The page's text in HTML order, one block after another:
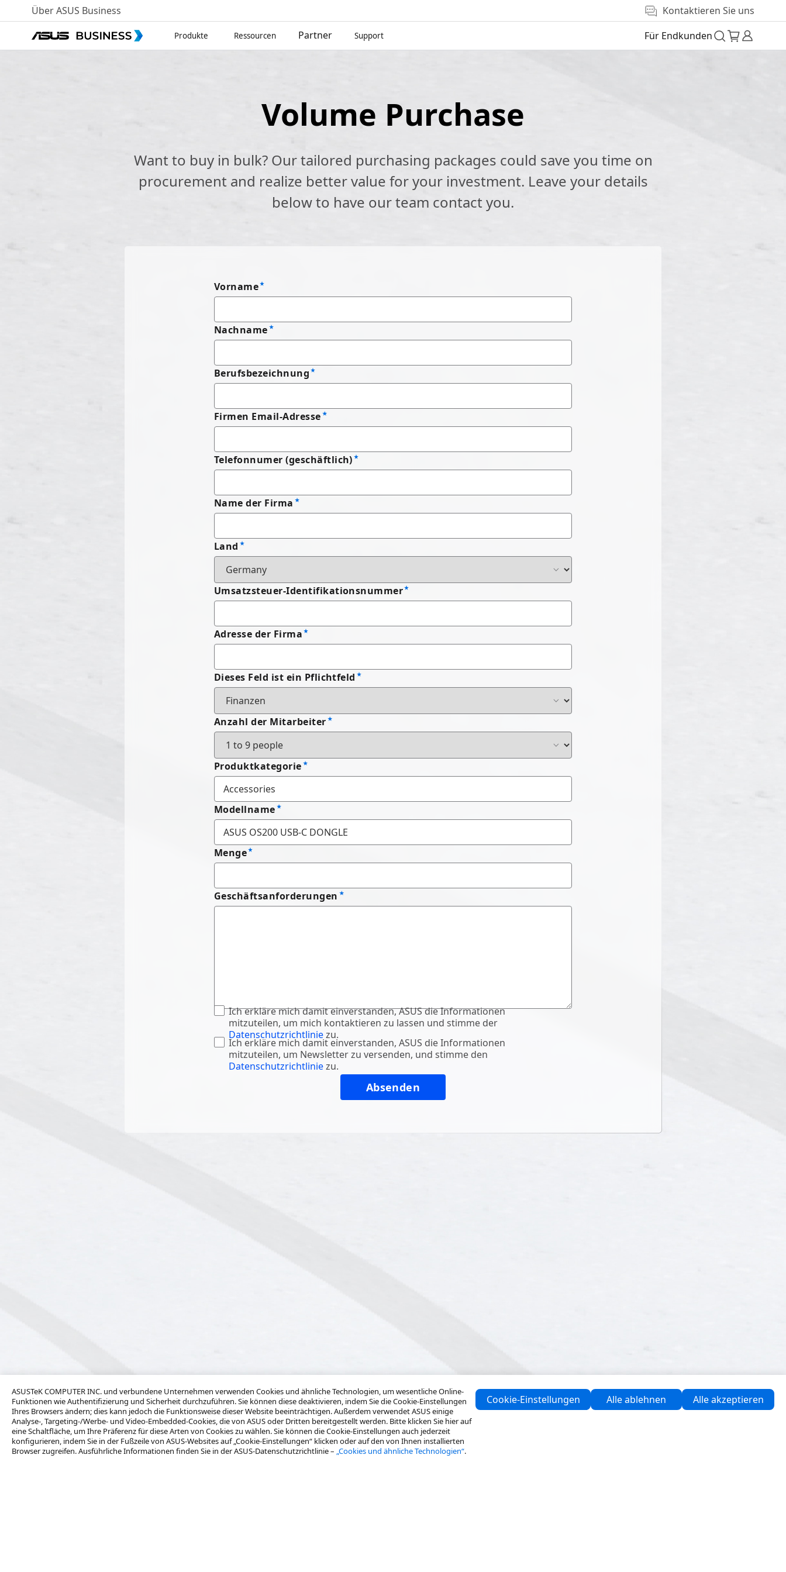
ASUSTeK COMPUTER INC. und verbundene Unternehmen verwenden Cookies und ähnliche Technologien, um wesentliche Online-
Funktionen wie Authentifizierung und Sicherheit durchzuführen. Sie können diese deaktivieren, indem Sie die Cookie-Einstellungen
Ihres Browsers ändern; dies kann jedoch die Funktionsweise dieser Website beeinträchtigen. Außerdem verwendet ASUS einige
Analyse-, Targeting-/Werbe- und Video-Embedded-Cookies, die von ASUS oder Dritten bereitgestellt werden. Bitte klicken Sie hier auf
eine Schaltfläche, um Ihre Präferenz für diese Arten von Cookies zu wählen. Sie können die Cookie-Einstellungen auch jederzeit
konfigurieren, indem Sie in der Fußzeile von ASUS-Websites auf „Cookie-Einstellungen“ klicken oder auf den von Ihnen installierten
Browser zugreifen. Ausführliche Informationen finden Sie in der ASUS-Datenschutzrichtlinie – „Cookies und ähnliche Technologien“.
Cookie-Einstellungen Alle ablehnen Alle akzeptieren
Über ASUS Business Kontaktieren Sie uns
Produkte Ressourcen Partner Support Für Endkunden
Volume Purchase
Want to buy in bulk? Our tailored purchasing packages could save you time on
procurement and realize better value for your investment. Leave your details
below to have our team contact you.
Vorname
Nachname
Berufsbezeichnung
Firmen Email-Adresse
Telefonnumer (geschäftlich)
Name der Firma
Land
Umsatzsteuer-Identifikationsnummer
Adresse der Firma
Dieses Feld ist ein Pflichtfeld
Anzahl der Mitarbeiter
Produktkategorie
Modellname
Menge
Geschäftsanforderungen
Ich erkläre mich damit einverstanden, ASUS die Informationen
mitzuteilen, um mich kontaktieren zu lassen und stimme der
Datenschutzrichtliniezu.
Ich erkläre mich damit einverstanden, ASUS die Informationen
mitzuteilen, um Newsletter zu versenden, und stimme den
Datenschutzrichtliniezu.